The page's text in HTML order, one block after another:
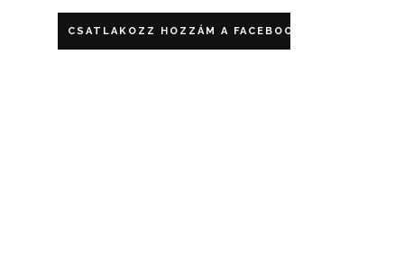
CSATLAKOZZ HOZZÁM A FACEBOOKON!